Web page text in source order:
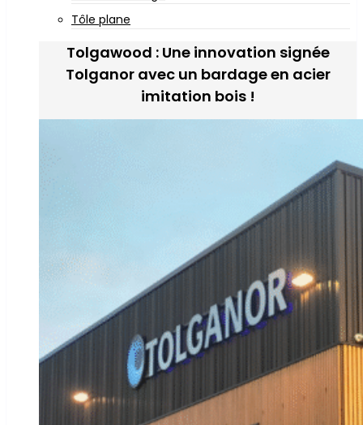
Tôle plane
Tolgawood : Une innovation signée
Tolganor avec un bardage en acier
imitation bois !